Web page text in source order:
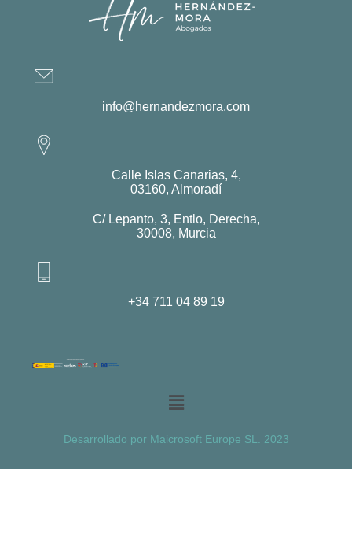
info@hernandezmora.com
Calle Islas Canarias, 4,
03160, Almoradí
C/ Lepanto, 3, Entlo, Derecha,
30008, Murcia
+34 711 04 89 19
Desarrollado por Maicrosoft Europe SL. 2023